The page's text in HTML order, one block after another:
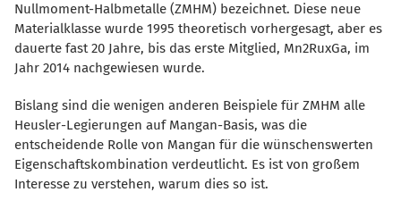
Nullmoment-Halbmetalle (ZMHM) bezeichnet. Diese neue
Materialklasse wurde 1995 theoretisch vorhergesagt, aber es
dauerte fast 20 Jahre, bis das erste Mitglied, Mn2RuxGa, im
Jahr 2014 nachgewiesen wurde.
Bislang sind die wenigen anderen Beispiele für ZMHM alle
Heusler-Legierungen auf Mangan-Basis, was die
entscheidende Rolle von Mangan für die wünschenswerten
Eigenschaftskombination verdeutlicht. Es ist von großem
Interesse zu verstehen, warum dies so ist.